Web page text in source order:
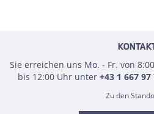
Sie erreichen uns Mo. - Fr. von
bis 12:00 Uhr unter +43 1 667 97
Zu den